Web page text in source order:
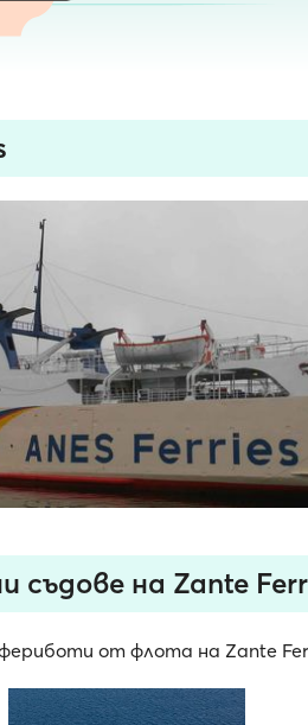
съдове на Zante
от флота на Zante